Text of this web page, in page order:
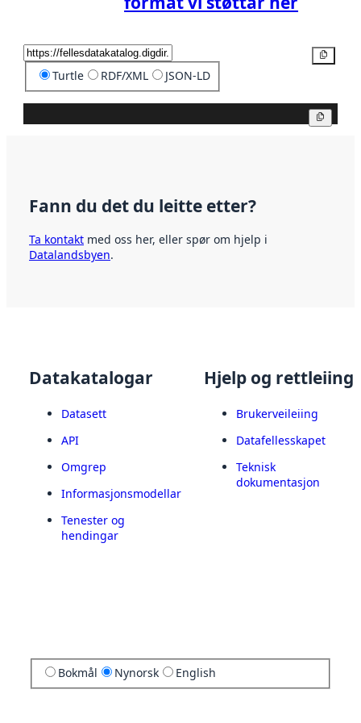
Turtle RDF/XML JSON-LD
Fann du det du leitte etter?
Ta kontakt med oss her, eller spør om hjelp i
Datalandsbyen.
Datakatalogar
Datasett
API
Omgrep
Informasjonsmodellar
Tenester og
hendingar
Hjelp og rettleiing
Brukerveileiing
Datafellesskapet
Teknisk
dokumentasjon
Bokmål Nynorsk English